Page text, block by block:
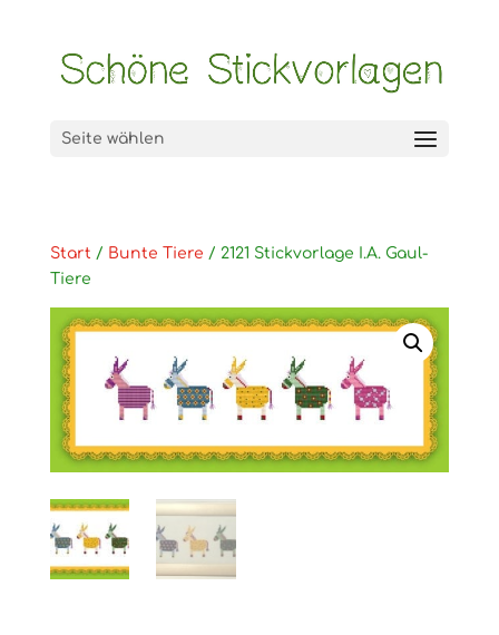
Seite wählen
Start / Bunte Tiere / 2121 Stickvorlage I.A. Gaul-
Tiere